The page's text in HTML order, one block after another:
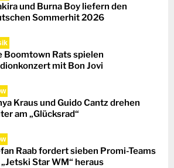
und Burna Boy liefern den
Sommerhit 2026
Boomtown Rats spielen
mit Bon Jovi
Kraus und Guido Cantz drehen
am „Glücksrad“
Raab fordert sieben Promi-Teams
Star WM“ heraus